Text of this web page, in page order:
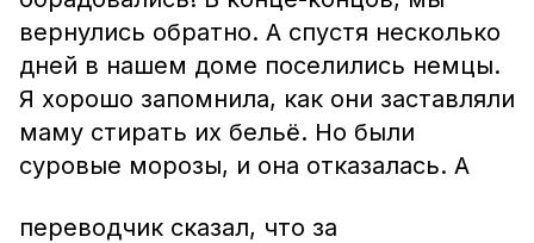
вернулись обратно. А спустя несколько
дней в нашем доме поселились немцы.
Я хорошо запомнила, как они заставляли
маму стирать их бельё. Но были
суровые морозы, и она отказалась. А
переводчик сказал, что за